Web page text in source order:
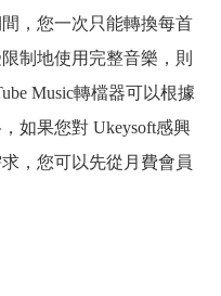
，您一次只能轉換每首
制地使用完整音樂，則
Music轉檔器可以根據
如果您對 Ukeysoft感興
，您可以先從月費會員